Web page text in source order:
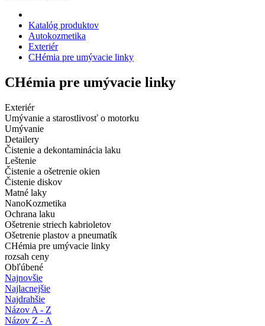
Katalóg produktov
Autokozmetika
Exteriér
CHémia pre umývacie linky
CHémia pre umývacie linky
Exteriér
Umývanie a starostlivosť o motorku
Umývanie
Detailery
Čistenie a dekontaminácia laku
Leštenie
Čistenie a ošetrenie okien
Čistenie diskov
Matné laky
NanoKozmetika
Ochrana laku
Ošetrenie striech kabrioletov
Ošetrenie plastov a pneumatík
CHémia pre umývacie linky
rozsah ceny
Obľúbené
Najnovšie
Najlacnejšie
Najdrahšie
Názov A - Z
Názov Z - A